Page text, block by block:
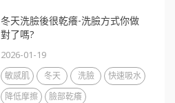
冬天洗臉後很乾癢-洗臉方式你做
對了嗎?
2026-01-19
敏感肌 冬天 洗臉
快速吸水
降低摩擦
臉部乾癢